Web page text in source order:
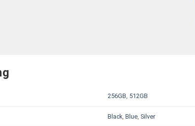
256GB 512GB
Black ,Blue Silver